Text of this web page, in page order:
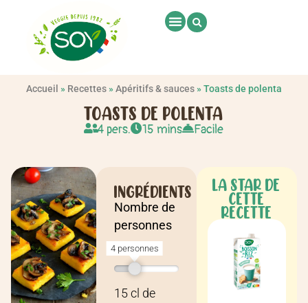
Accueil » Recettes » Apéritifs & sauces » Toasts de polenta
TOASTS DE POLENTA
4 pers. 15 mins Facile
INGRÉDIENTS
Nombre de
personnes
4 personnes
Recette pour 4 personnes
15 cl de
LA STAR DE
CETTE
RECETTE